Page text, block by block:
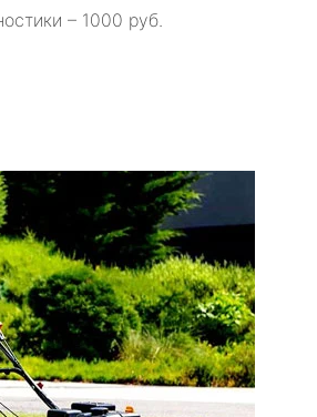
– 1000 руб.